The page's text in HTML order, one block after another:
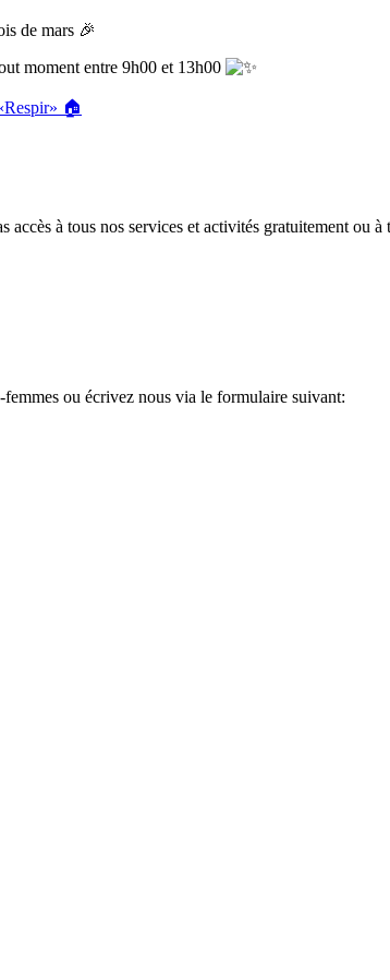
de mars 🎉
moment entre 9h00 et 13h00
🏠
accès à tous nos services et activités gratuitement
ou écrivez nous via le formulaire suivant: